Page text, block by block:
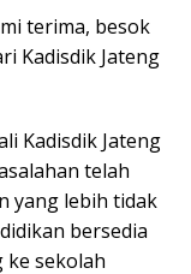
terima, besok
Kadisdik Jateng
Kadisdik Jateng
telah
yang lebih tidak
bersedia
sekolah